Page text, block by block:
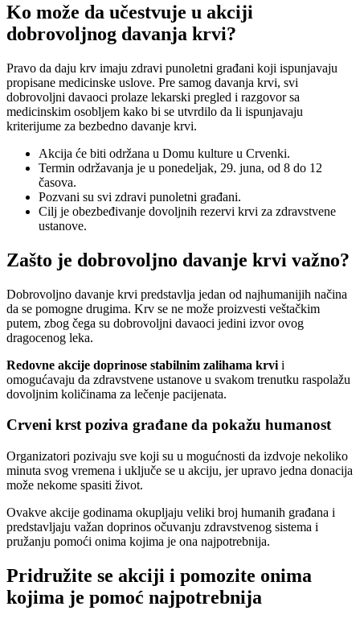
Ko može da učestvuje u akciji
dobrovoljnog davanja krvi?
Pravo da daju krv imaju zdravi punoletni građani koji ispunjavaju
propisane medicinske uslove. Pre samog davanja krvi, svi
dobrovoljni davaoci prolaze lekarski pregled i razgovor sa
medicinskim osobljem kako bi se utvrdilo da li ispunjavaju
kriterijume za bezbedno davanje krvi.
Akcija će biti održana u Domu kulture u Crvenki.
Termin održavanja je u ponedeljak, 29. juna, od 8 do 12
časova.
Pozvani su svi zdravi punoletni građani.
Cilj je obezbeđivanje dovoljnih rezervi krvi za zdravstvene
ustanove.
Zašto je dobrovoljno davanje krvi važno?
Dobrovoljno davanje krvi predstavlja jedan od najhumanijih načina
da se pomogne drugima. Krv se ne može proizvesti veštačkim
putem, zbog čega su dobrovoljni davaoci jedini izvor ovog
dragocenog leka.
Redovne akcije doprinose stabilnim zalihama krvi i
omogućavaju da zdravstvene ustanove u svakom trenutku raspolažu
dovoljnim količinama za lečenje pacijenata.
Crveni krst poziva građane da pokažu humanost
Organizatori pozivaju sve koji su u mogućnosti da izdvoje nekoliko
minuta svog vremena i uključe se u akciju, jer upravo jedna donacija
može nekome spasiti život.
Ovakve akcije godinama okupljaju veliki broj humanih građana i
predstavljaju važan doprinos očuvanju zdravstvenog sistema i
pružanju pomoći onima kojima je ona najpotrebnija.
Pridružite se akciji i pomozite onima
kojima je pomoć najpotrebnija